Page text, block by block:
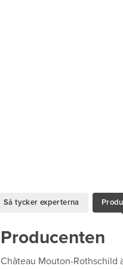
Så tycker experterna
Producenten
Château Mouton-Rothschild